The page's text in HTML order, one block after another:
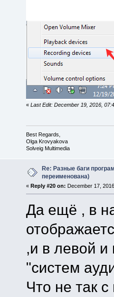
« Last Edit: December 19, 2016,
Best Regards,
Olga Krovyakova
Solveig Multimedia
Re: Разные баги
переименована)
« Reply #20 on: December 17,
Да ещё , в
,и в левой и
"систем
Что не так